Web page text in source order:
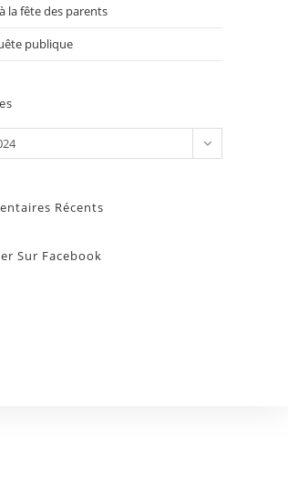
la fête des parents
publique
Récents
Sur Facebook